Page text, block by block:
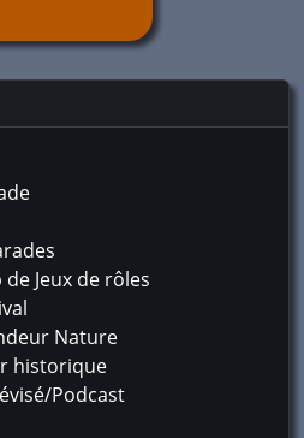
Jeux de rôles
Nature
historique
Podcast